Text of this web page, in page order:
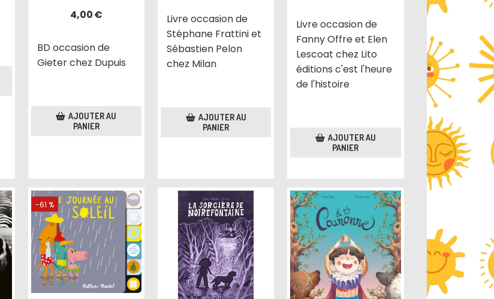
4,00€
BD occasion de
Gieter chez Dupuis
AJOUTER AU
PANIER
Livre occasion de
Stéphane Frattini et
Sébastien Pelon
chez Milan
AJOUTER AU
PANIER
Livre occasion de
Fanny Offre et Elen
Lescoat chez Lito
éditions c'est l'heure
de l'histoire
AJOUTER AU
PANIER
-61 %